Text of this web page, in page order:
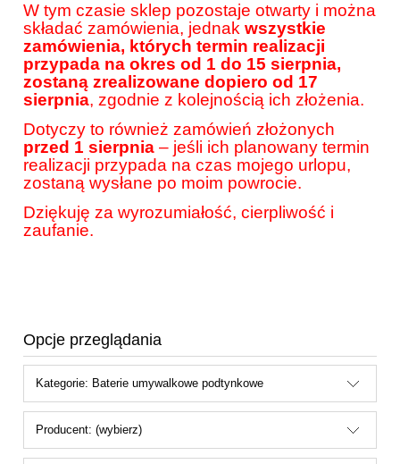
W tym czasie sklep pozostaje otwarty i można
składać zamówienia, jednak wszystkie
zamówienia, których termin realizacji
przypada na okres od 1 do 15 sierpnia,
zostaną zrealizowane dopiero od 17
sierpnia, zgodnie z kolejnością ich złożenia.
Dotyczy to również zamówień złożonych
przed 1 sierpnia – jeśli ich planowany termin
realizacji przypada na czas mojego urlopu,
zostaną wysłane po moim powrocie.
Dziękuję za wyrozumiałość, cierpliwość i
zaufanie.
Opcje przeglądania
Kategorie: Baterie umywalkowe podtynkowe
Producent: (wybierz)